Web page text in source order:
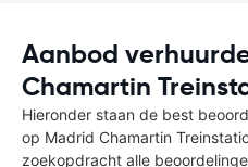
Aanbod
Chamartin
Hieronder staan de best
op Madrid Chamartin
zoekopdracht alle